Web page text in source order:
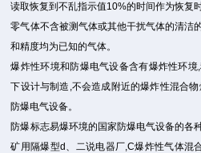
读取恢复到不乱指示值10%的时间作为恢复时
零气体不含被测气体或其他干扰气体的清洁
和精度均为已知的气体。
爆炸性环境和防爆电气设备含有爆炸性环境
下设计与制造,不会造成附近的爆炸性混合物
防爆电气设备。
防爆标志易爆环境的国家防爆电气设备的各
矿用隔爆型d、二说电器厂,C爆炸性气体混